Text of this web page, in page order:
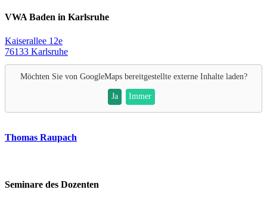
VWA Baden in Karlsruhe
Kaiserallee 12e
76133 Karlsruhe
Möchten Sie von GoogleMapsbereitgestellte externe Inhalte laden?
Ja Immer
Thomas Raupach
Seminare des Dozenten